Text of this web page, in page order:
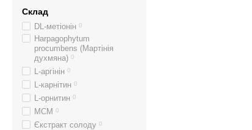
Склад
DL-метіонін 0
Harpagophytum
procumbens (Мартінія
духмяна) 0
L-аргінін 0
L-карнітин 0
L-орнитин 0
MCM 0
Єкстракт солоду 0